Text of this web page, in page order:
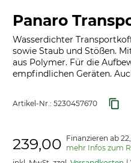
Panaro
Wasserdichter
sowie Staub und Stößen.
aus Polymer. Für die
empfindlichen Geräten.
Artikel-Nr.: 5230457670
239,00 Finanzieren ab
mehr Infos zum